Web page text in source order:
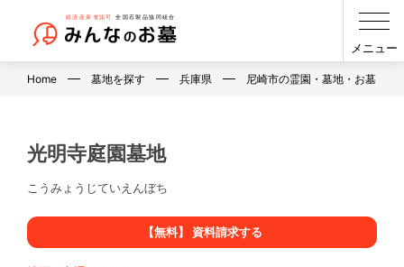
メニュー
Home 墓地を探す 兵庫県 尼崎市の霊園・墓地・お墓
光明寺庭園墓地
こうみょうじていえんぼち
【無料】 資料請求する